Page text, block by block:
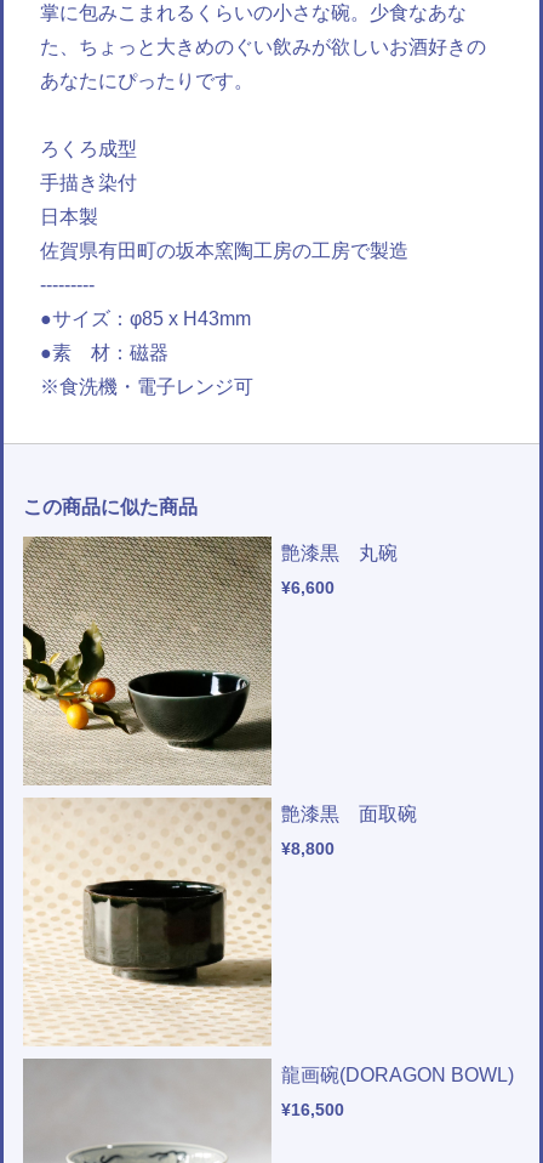
掌に包みこまれるくらいの小さな碗。少食なあな
た、ちょっと大きめのぐい飲みが欲しいお酒好きの
あなたにぴったりです。
ろくろ成型
手描き染付
日本製
佐賀県有田町の坂本窯陶工房の工房で製造
---------
●サイズ：φ85 x H43mm
●素 材：磁器
※食洗機・電子レンジ可
この商品に似た商品
艶漆黒 丸碗
¥6,600
艶漆黒 面取碗
¥8,800
龍画碗(DORAGON BOWL)
¥16,500